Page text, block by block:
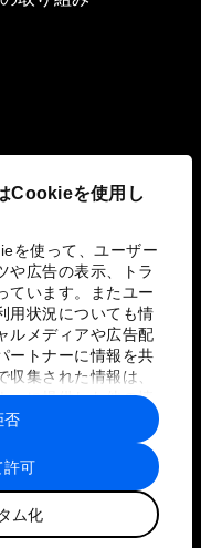
Cookieを使用し
を使って、ユーザー
や広告の表示、トラ
ています。またユー
用状況についても情
ルメディアや広告配
ートナーに情報を共
集された情報は、
ーに提供した他の情
ビスを使用した際
み合わされ、各パー
ることがありま
許可
ム化
否